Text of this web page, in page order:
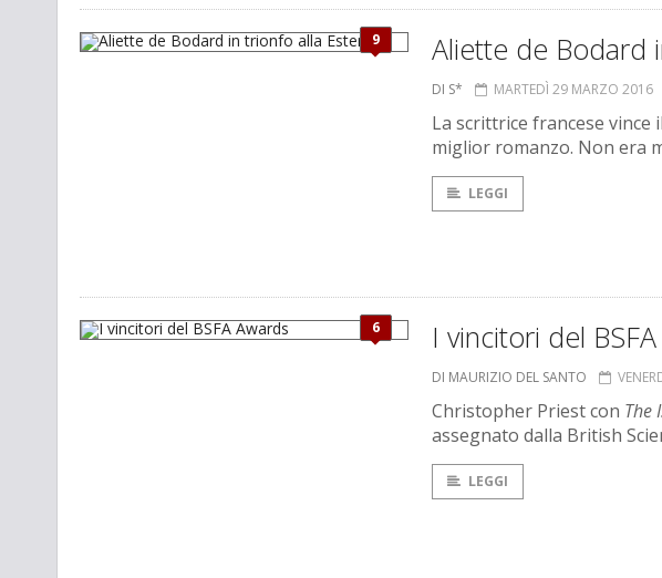
9 Aliette de Bodard
DI S* MARTEDÌ 29 MARZO 2016
La scrittrice francese vince
miglior romanzo. Non era
LEGGI
6 I vincitori del
DI MAURIZIO DEL SANTO
Christopher Priest con The
assegnato dalla British
LEGGI